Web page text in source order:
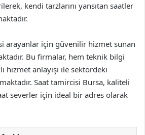
kendi tarzlarını yansıtan saatler
arayanlar için güvenilir hizmet sunan
Bu firmalar, hem teknik bilgi
hizmet anlayışı ile sektördeki
Saat tamircisi Bursa, kaliteli
severler için ideal bir adres olarak